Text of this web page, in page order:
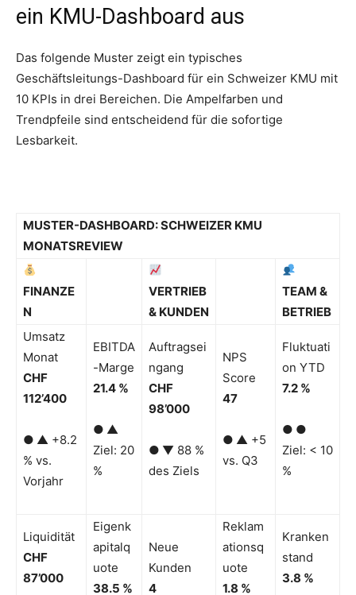
ein KMU-Dashboard aus
Das folgende Muster zeigt ein typisches
Geschäftsleitungs-Dashboard für ein Schweizer KMU mit
10 KPIs in drei Bereichen. Die Ampelfarben und
Trendpfeile sind entscheidend für die sofortige
Lesbarkeit.
MUSTER-DASHBOARD: SCHWEIZER KMU
MONATSREVIEW
FINANZE
N
VERTRIEB
& KUNDEN
TEAM &
BETRIEB
Umsatz
Monat
CHF
112’400
● ▲ +8.2
% vs.
Vorjahr
EBITDA
-Marge
21.4 %
● ▲
Ziel: 20
%
Auftragsei
ngang
CHF
98’000
● ▼ 88 %
des Ziels
NPS
Score
47
● ▲ +5
vs. Q3
Fluktuati
on YTD
7.2 %
● ●
Ziel: < 10
%
Liquidität
CHF
87’000
Eigenk
apitalq
uote
38.5 %
Neue
Kunden
4
Reklam
ationsq
uote
1.8 %
Kranken
stand
3.8 %